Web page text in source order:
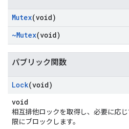
Mutex(void)
~Mutex(void)
パブリック関数
Lock(void)
void
相互排他ロックを取得し、必要に応
限にブロックします。